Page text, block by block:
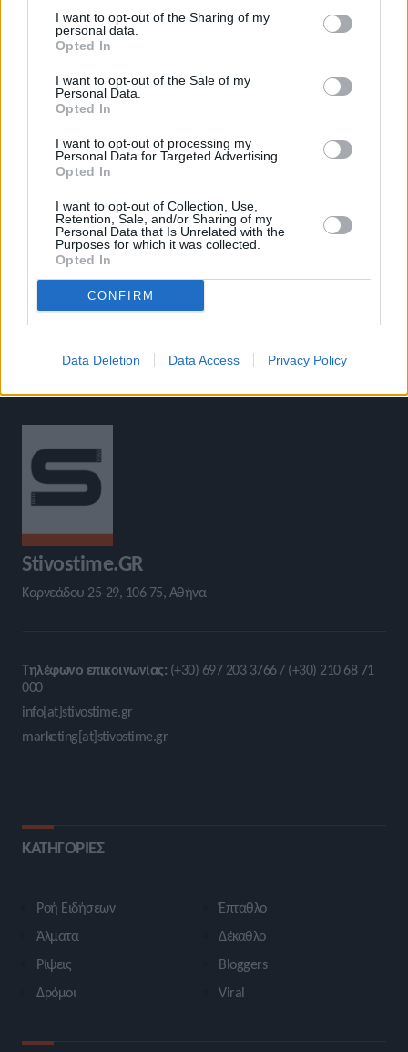
I want to opt-out of the Sharing of my
personal data.
Opted In
I want to opt-out of the Sale of my
Personal Data.
Opted In
I want to opt-out of processing my
Personal Data for Targeted Advertising.
Opted In
I want to opt-out of Collection, Use,
Retention, Sale, and/or Sharing of my
Personal Data that Is Unrelated with the
Purposes for which it was collected.
Opted In
CONFIRM
Data Deletion Data Access Privacy Policy
Το άρθρο δεν έχει ακόμα βαθμολογηθεί.
Βαθμολογήστε αυτό το άρθρο:
★★★
Δεν είμαστε ευχαριστημένοι από
την επίδοση
του Πανελληνίου
Πρωταθλήματος (φωτογραφίες)
»
Stivostime.GR
Καρνεάδου 25-29, 106 75, Αθήνα
Τηλέφωνο επικοινωνίας: (+30) 697 203 3766 / (+30) 210 68 71
000
info[at]stivostime.gr
marketing[at]stivostime.gr
ΚΑΤΗΓΟΡΙΕΣ
Ροή Ειδήσεων
Άλματα
Ρίψεις
Δρόμοι
Έπταθλο
Δέκαθλο
Bloggers
Viral